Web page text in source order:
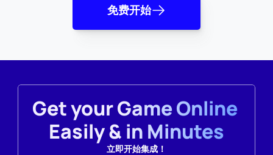
免费开始
Get your Game Online
Easily & in Minutes
立即开始集成！